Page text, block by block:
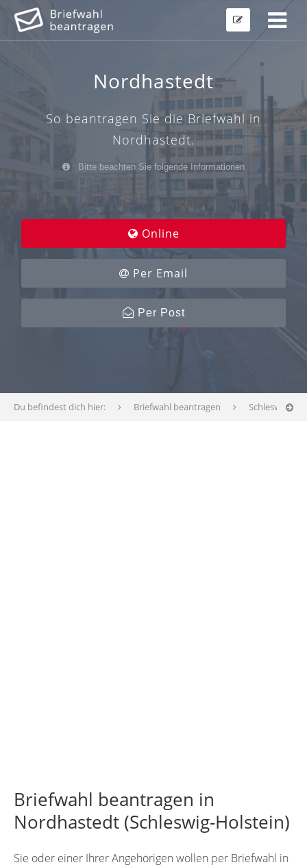
Nordhastedt
So beantragen Sie die Briefwahl in
Nordhastedt.
Bitte beachten Sie folgende Informationen
Online
Per Email
Per Post
Du befindest dich hier: Briefwahl beantragen Schleswig-
Briefwahl beantragen in
Nordhastedt (Schleswig-Holstein)
Sie oder einer Ihrer Angehörigen wollen per Briefwahl in